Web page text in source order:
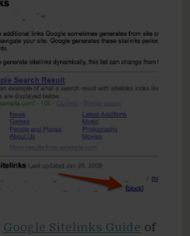
Google Sitelinks Guide of